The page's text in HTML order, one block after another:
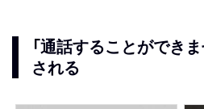
「通話することができ
される